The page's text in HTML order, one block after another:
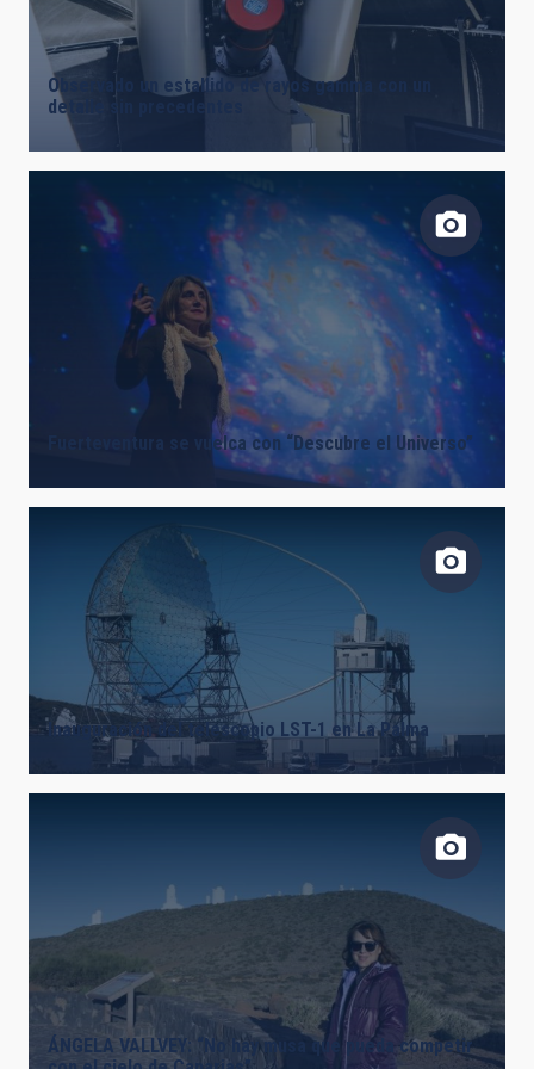
Observado un estallido de rayos gamma con un
detalle sin precedentes
Fuerteventura se vuelca con “Descubre el Universo”
Inauguración del telescopio LST-1 en La Palma
ÁNGELA VALLVEY: “No hay musa que pueda competir